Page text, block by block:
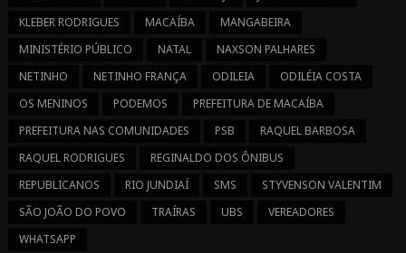
KLEBER RODRIGUES
MACAÍBA
MANGABEIRA
MINISTÉRIO PÚBLICO
NATAL
NAXSON PALHARES
NETINHO
NETINHO FRANÇA ODILEIA
ODILÉIA COSTA
OS MENINOS
PODEMOS
PREFEITURA DE MACAÍBA
PREFEITURA NAS COMUNIDADES
PSB
RAQUEL BARBOSA
RAQUEL RODRIGUES
REGINALDO DOS ÔNIBUS
REPUBLICANOS
RIO JUNDIAÍ SMS
STYVENSON VALENTIM
SÃO JOÃO DO POVO
TRAÍRAS UBS
VEREADORES
WHATSAPP